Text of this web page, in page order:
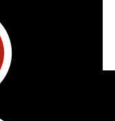
Wat een drama